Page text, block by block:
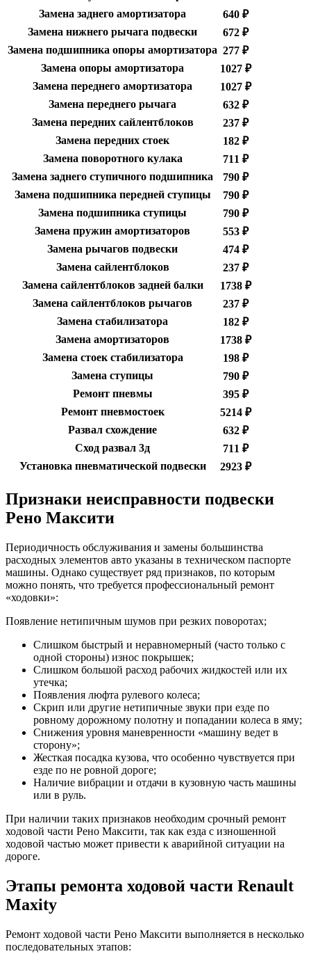
Замена заднего амортизатора
640 ₽
Замена нижнего рычага подвески
672 ₽
Замена подшипника опоры амортизатора 277 ₽
Замена опоры амортизатора
1027 ₽
Замена переднего амортизатора
1027 ₽
Замена переднего рычага
632 ₽
Замена передних сайлентблоков
237 ₽
Замена передних стоек
182 ₽
Замена поворотного кулака
711 ₽
Замена заднего ступичного подшипника
790 ₽
Замена подшипника передней ступицы
790 ₽
Замена подшипника ступицы
790 ₽
Замена пружин амортизаторов
553 ₽
Замена рычагов подвески
474 ₽
Замена сайлентблоков
237 ₽
Замена сайлентблоков задней балки
1738 ₽
Замена сайлентблоков рычагов
237 ₽
Замена стабилизатора
182 ₽
Замена амортизаторов
1738 ₽
Замена стоек стабилизатора
198 ₽
Замена ступицы
790 ₽
Ремонт пневмы
395 ₽
Ремонт пневмостоек
5214 ₽
Развал схождение
632 ₽
Сход развал 3д
711 ₽
Установка пневматической подвески
2923 ₽
Признаки неисправности подвески
Рено Максити
Периодичность обслуживания и замены большинства
расходных элементов авто указаны в техническом паспорте
машины. Однако существует ряд признаков, по которым
можно понять, что требуется профессиональный ремонт
«ходовки»:
Появление нетипичным шумов при резких поворотах;
Слишком быстрый и неравномерный (часто только с
одной стороны) износ покрышек;
Слишком большой расход рабочих жидкостей или их
утечка;
Появления люфта рулевого колеса;
Скрип или другие нетипичные звуки при езде по
ровному дорожному полотну и попадании колеса в яму;
Снижения уровня маневренности «машину ведет в
сторону»;
Жесткая посадка кузова, что особенно чувствуется при
езде по не ровной дороге;
Наличие вибрации и отдачи в кузовную часть машины
или в руль.
При наличии таких признаков необходим срочный ремонт
ходовой части Рено Максити, так как езда с изношенной
ходовой частью может привести к аварийной ситуации на
дороге.
Этапы ремонта ходовой части Renault
Maxity
Ремонт ходовой части Рено Максити выполняется в несколько
последовательных этапов: